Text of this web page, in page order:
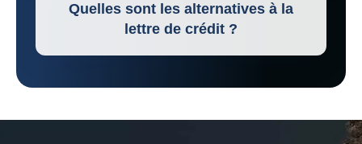
Quelles sont les alternatives à la
lettre de crédit ?